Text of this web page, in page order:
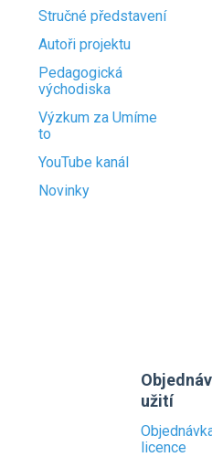
Stručné představení
Autoři projektu
Pedagogická
východiska
Výzkum za Umíme
to
YouTube kanál
Novinky
užití
licence